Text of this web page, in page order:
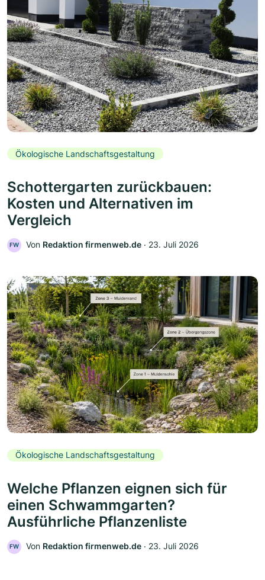
Ökologische Landschaftsgestaltung
Schottergarten zurückbauen:
Kosten und Alternativen im
Vergleich
FW Von Redaktion firmenweb.de ‧ 23. Juli 2026
Ökologische Landschaftsgestaltung
Welche Pflanzen eignen sich für
einen Schwammgarten?
Ausführliche Pflanzenliste
FW Von Redaktion firmenweb.de ‧ 23. Juli 2026